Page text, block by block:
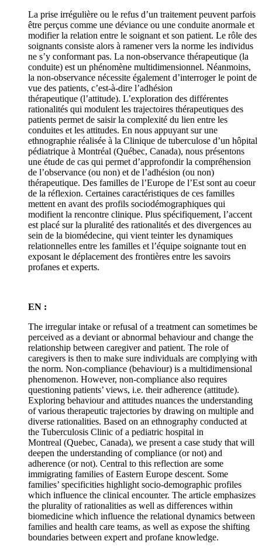
La prise irrégulière ou le refus d’un traitement peuvent parfois
être perçus comme une déviance ou une conduite anormale et
modifier la relation entre le soignant et son patient. Le rôle des
soignants consiste alors à ramener vers la norme les individus
ne s’y conformant pas. La non-observance thérapeutique (la
conduite) est un phénomène multidimensionnel. Néanmoins,
la non-observance nécessite également d’interroger le point de
vue des patients, c’est-à-dire l’adhésion
thérapeutique (l’attitude). L’exploration des différentes
rationalités qui modulent les trajectoires thérapeutiques des
patients permet de saisir la complexité du lien entre les
conduites et les attitudes. En nous appuyant sur une
ethnographie réalisée à la Clinique de tuberculose d’un hôpital
pédiatrique à Montréal (Québec, Canada), nous présentons
une étude de cas qui permet d’approfondir la compréhension
de l’observance (ou non) et de l’adhésion (ou non)
thérapeutique. Des familles de l’Europe de l’Est sont au coeur
de la réflexion. Certaines caractéristiques de ces familles
mettent en avant des profils sociodémographiques qui
modifient la rencontre clinique. Plus spécifiquement, l’accent
est placé sur la pluralité des rationalités et des divergences au
sein de la biomédecine, qui vient teinter les dynamiques
relationnelles entre les familles et l’équipe soignante tout en
exposant le déplacement des frontières entre les savoirs
profanes et experts.
EN :
The irregular intake or refusal of a treatment can sometimes be
perceived as a deviant or abnormal behaviour and change the
relationship between caregiver and patient. The role of
caregivers is then to make sure individuals are complying with
the norm. Non-compliance (behaviour) is a multidimensional
phenomenon. However, non-compliance also requires
questioning patients’ views, i.e. their adherence (attitude).
Exploring behaviour and attitudes nuances the understanding
of various therapeutic trajectories by drawing on multiple and
diverse rationalities. Based on an ethnography conducted at
the Tuberculosis Clinic of a pediatric hospital in
Montreal (Quebec, Canada), we present a case study that will
deepen the understanding of compliance (or not) and
adherence (or not). Central to this reflection are some
immigrating families of Eastern Europe descent. Some
families’ specificities highlight socio-demographic profiles
which influence the clinical encounter. The article emphasizes
the plurality of rationalities as well as differences within
biomedicine which influence the relational dynamics between
families and health care teams, as well as expose the shifting
boundaries between expert and profane knowledge.